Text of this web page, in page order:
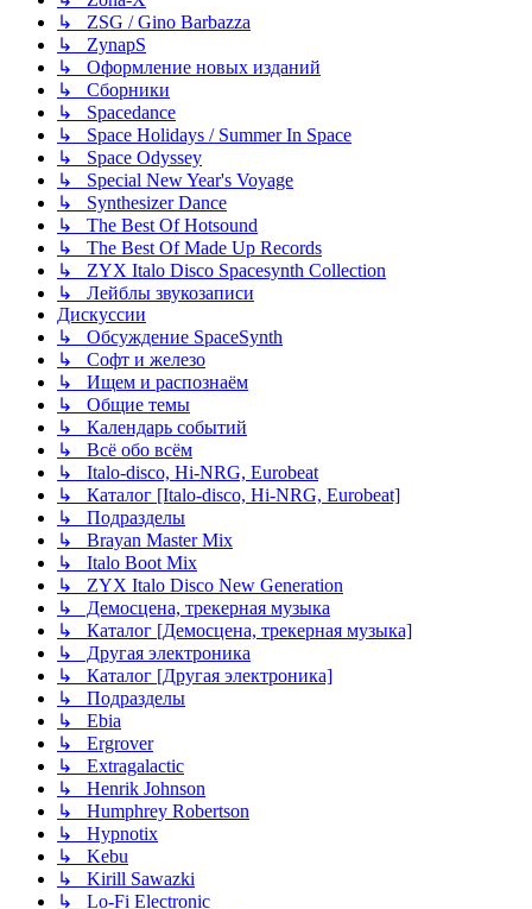
↳ ZSG / Gino Barbazza
↳ ZynapS
↳ Оформление новых изданий
↳ Сборники
↳ Spacedance
↳ Space Holidays / Summer In Space
↳ Space Odyssey
↳ Special New Year's Voyage
↳ Synthesizer Dance
↳ The Best Of Hotsound
↳ The Best Of Made Up Records
↳ ZYX Italo Disco Spacesynth Collection
↳ Лейблы звукозаписи
Дискуссии
↳ Обсуждение SpaceSynth
↳ Софт и железо
↳ Ищем и распознаём
↳ Общие темы
↳ Календарь событий
↳ Всё обо всём
↳ Italo-disco, Hi-NRG, Eurobeat
↳ Каталог [Italo-disco, Hi-NRG, Eurobeat]
↳ Подразделы
↳ Brayan Master Mix
↳ Italo Boot Mix
↳ ZYX Italo Disco New Generation
↳ Демосцена, трекерная музыка
↳ Каталог [Демосцена, трекерная музыка]
↳ Другая электроника
↳ Каталог [Другая электроника]
↳ Подразделы
↳ Ebia
↳ Ergrover
↳ Extragalactic
↳ Henrik Johnson
↳ Humphrey Robertson
↳ Hypnotix
↳ Kebu
↳ Kirill Sawazki
↳ Lo-Fi Electronic